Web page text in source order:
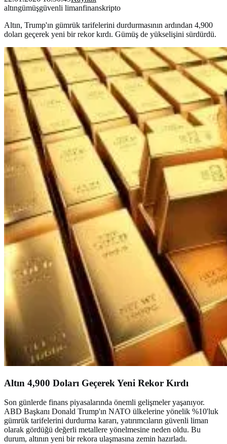
altıngümüşgüvenli limanfinanskripto
Altın, Trump'ın gümrük tarifelerini durdurmasının ardından 4,900
doları geçerek yeni bir rekor kırdı. Gümüş de yükselişini sürdürdü.
Altın 4,900 Doları Geçerek Yeni Rekor Kırdı
Son günlerde finans piyasalarında önemli gelişmeler yaşanıyor.
ABD Başkanı Donald Trump'ın NATO ülkelerine yönelik %10'luk
gümrük tarifelerini durdurma kararı, yatırımcıların güvenli liman
olarak gördüğü değerli metallere yönelmesine neden oldu. Bu
durum, altının yeni bir rekora ulaşmasına zemin hazırladı.